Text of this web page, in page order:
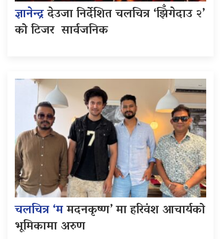
ज्ञानेन्द्रदेउजा निर्देशित चलचित्र ‘झिँगेदाउ २’
को टिजर सार्वजनिक
चलचित्र ‘ममदनकृष्ण’ मा हरिवंश आचार्यको
भूमिकामा अरुण